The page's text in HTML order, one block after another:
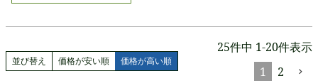
並び替え 価格が安い順 価格が高い順
25件中 1-20件表示
1
2